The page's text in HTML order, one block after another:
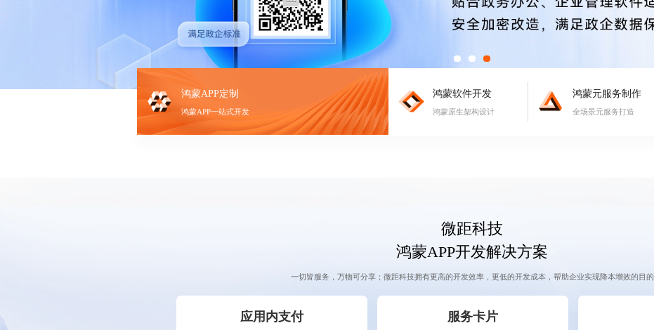
鸿蒙APP定制
鸿蒙APP一站式开发
鸿蒙软件开发
鸿蒙原生架构设计
鸿蒙元服务制作
全场景元服务打造
微距科技
鸿蒙APP开发解决方案
一切皆服务，万物可分享；微距科技拥有更高的开发效率，更低的开发成本，帮助企业实现降本增效的目的
应用内支付 服务卡片